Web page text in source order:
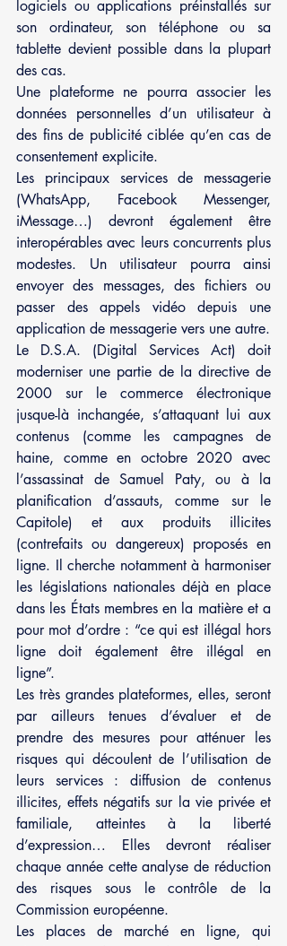
logiciels ou applications préinstallés sur
son ordinateur, son téléphone ou sa
tablette devient possible dans la plupart
des cas.
Une plateforme ne pourra associer les
données personnelles d’un utilisateur à
des fins de publicité ciblée qu’en cas de
consentement explicite.
Les principaux services de messagerie
(WhatsApp, Facebook Messenger,
iMessage…) devront également être
interopérables avec leurs concurrents plus
modestes. Un utilisateur pourra ainsi
envoyer des messages, des fichiers ou
passer des appels vidéo depuis une
application de messagerie vers une autre.
Le D.S.A. (Digital Services Act) doit
moderniser une partie de la directive de
2000 sur le commerce électronique
jusque-là inchangée, s’attaquant lui aux
contenus (comme les campagnes de
haine, comme en octobre 2020 avec
l’assassinat de Samuel Paty, ou à la
planification d’assauts, comme sur le
Capitole) et aux produits illicites
(contrefaits ou dangereux) proposés en
ligne. Il cherche notamment à harmoniser
les législations nationales déjà en place
dans les États membres en la matière et a
pour mot d’ordre : “ce qui est illégal hors
ligne doit également être illégal en
ligne”.
Les très grandes plateformes, elles, seront
par ailleurs tenues d’évaluer et de
prendre des mesures pour atténuer les
risques qui découlent de l’utilisation de
leurs services : diffusion de contenus
illicites, effets négatifs sur la vie privée et
familiale, atteintes à la liberté
d’expression… Elles devront réaliser
chaque année cette analyse de réduction
des risques sous le contrôle de la
Commission européenne.
Les places de marché en ligne, qui